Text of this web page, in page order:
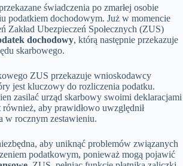
świadczenia po zmarłej osobie
podatkiem dochodowym. Już w momencie
Zakład Ubezpieczeń Społecznych (ZUS)
dochodowy, którą następnie przekazuje
skarbowego.
ZUS przekazuje wnioskodawcy
jest kluczowy do rozliczenia podatku.
zasilać urząd skarbowy swoimi deklaracjami
aby prawidłowo uwzględnił
w rocznym zestawieniu.
aby uniknąć problemów związanych
podatkowym, ponieważ mogą pojawić